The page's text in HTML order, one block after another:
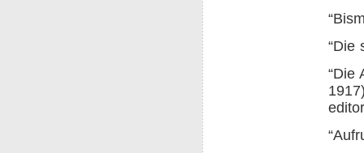
“Die
“Die